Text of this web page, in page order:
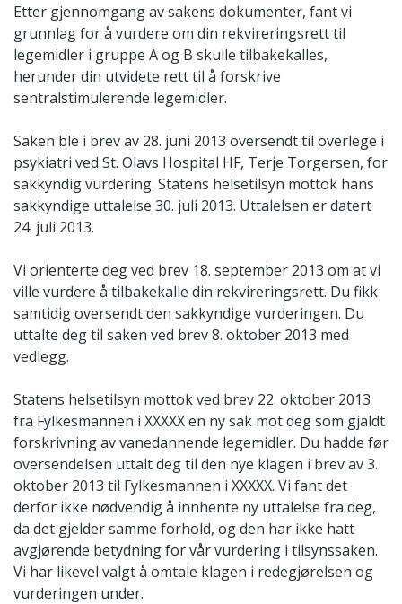
Etter gjennomgang av sakens dokumenter, fant vi
grunnlag for å vurdere om din rekvireringsrett til
legemidler i gruppe A og B skulle tilbakekalles,
herunder din utvidete rett til å forskrive
sentralstimulerende legemidler.
Saken ble i brev av 28. juni 2013 oversendt til overlege i
psykiatri ved St. Olavs Hospital HF, Terje Torgersen, for
sakkyndig vurdering. Statens helsetilsyn mottok hans
sakkyndige uttalelse 30. juli 2013. Uttalelsen er datert
24. juli 2013.
Vi orienterte deg ved brev 18. september 2013 om at vi
ville vurdere å tilbakekalle din rekvireringsrett. Du fikk
samtidig oversendt den sakkyndige vurderingen. Du
uttalte deg til saken ved brev 8. oktober 2013 med
vedlegg.
Statens helsetilsyn mottok ved brev 22. oktober 2013
fra Fylkesmannen i XXXXX en ny sak mot deg som gjaldt
forskrivning av vanedannende legemidler. Du hadde før
oversendelsen uttalt deg til den nye klagen i brev av 3.
oktober 2013 til Fylkesmannen i XXXXX. Vi fant det
derfor ikke nødvendig å innhente ny uttalelse fra deg,
da det gjelder samme forhold, og den har ikke hatt
avgjørende betydning for vår vurdering i tilsynssaken.
Vi har likevel valgt å omtale klagen i redegjørelsen og
vurderingen under.